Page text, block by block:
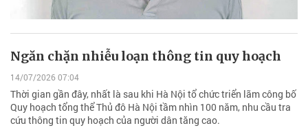
Ngăn chặn nhiễu loạn thông tin quy hoạch
14/07/2026 07:04
Thời gian gần đây, nhất là sau khi Hà Nội tổ chức triển lãm công bố
Quy hoạch tổng thể Thủ đô Hà Nội tầm nhìn 100 năm, nhu cầu tra
cứu thông tin quy hoạch của người dân tăng cao.